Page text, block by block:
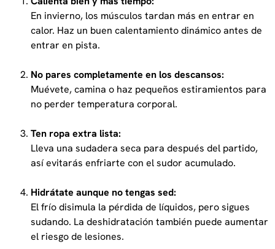
En invierno, los músculos tardan más en entrar en
calor. Haz un buen calentamiento dinámico antes de
entrar en pista.
No pares completamente en los descansos:
Muévete, camina o haz pequeños estiramientos para
no perder temperatura corporal.
Ten ropa extra lista:
Lleva una sudadera seca para después del partido,
así evitarás enfriarte con el sudor acumulado.
Hidrátate aunque no tengas sed:
El frío disimula la pérdida de líquidos, pero sigues
sudando. La deshidratación también puede aumentar
el riesgo de lesiones.